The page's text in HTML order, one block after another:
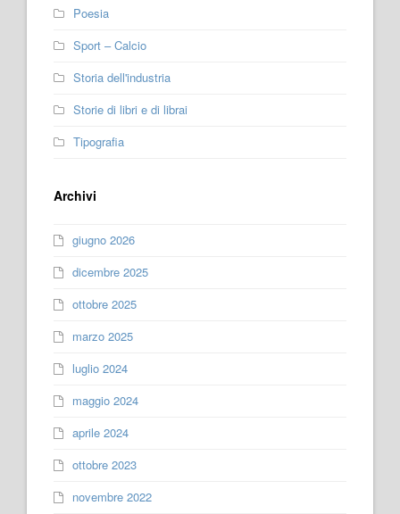
Poesia
Sport – Calcio
Storia dell'industria
Storie di libri e di librai
Tipografia
Archivi
giugno 2026
dicembre 2025
ottobre 2025
marzo 2025
luglio 2024
maggio 2024
aprile 2024
ottobre 2023
novembre 2022